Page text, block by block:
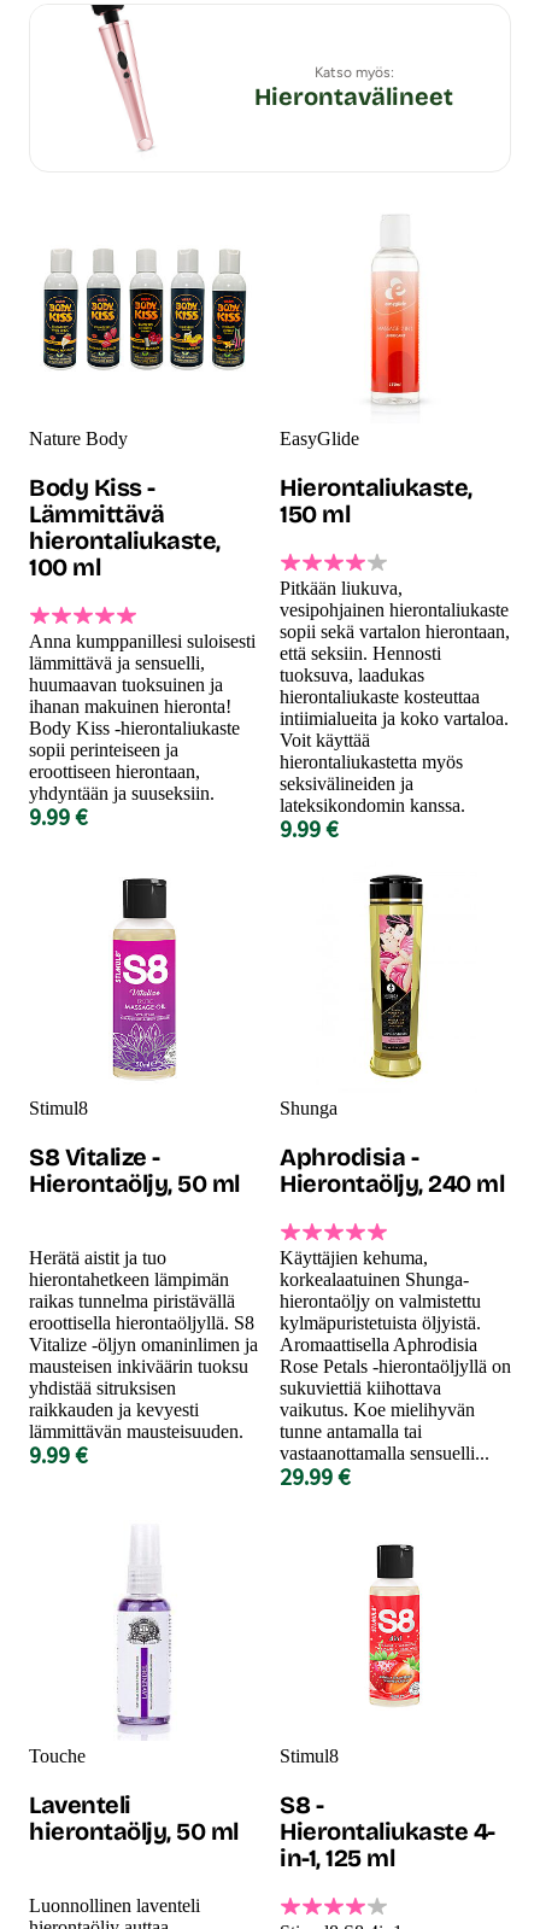
Katso myös:
Hierontavälineet
Nature Body
Body Kiss -
Lämmittävä
hierontaliukaste,
100 ml
Anna kumppanillesi suloisesti
lämmittävä ja sensuelli,
huumaavan tuoksuinen ja
ihanan makuinen hieronta!
Body Kiss -hierontaliukaste
sopii perinteiseen ja
eroottiseen hierontaan,
yhdyntään ja suuseksiin.
9.99 €
EasyGlide
Hierontaliukaste,
150 ml
Pitkään liukuva,
vesipohjainen hierontaliukaste
sopii sekä vartalon hierontaan,
että seksiin. Hennosti
tuoksuva, laadukas
hierontaliukaste kosteuttaa
intiimialueita ja koko vartaloa.
Voit käyttää
hierontaliukastetta myös
seksivälineiden ja
lateksikondomin kanssa.
9.99 €
Stimul8
S8 Vitalize -
Hierontaöljy, 50 ml
Herätä aistit ja tuo
hierontahetkeen lämpimän
raikas tunnelma piristävällä
eroottisella hierontaöljyllä. S8
Vitalize -öljyn omaninlimen ja
mausteisen inkiväärin tuoksu
yhdistää sitruksisen
raikkauden ja kevyesti
lämmittävän mausteisuuden.
9.99 €
Shunga
Aphrodisia -
Hierontaöljy, 240 ml
Käyttäjien kehuma,
korkealaatuinen Shunga-
hierontaöljy on valmistettu
kylmäpuristetuista öljyistä.
Aromaattisella Aphrodisia
Rose Petals -hierontaöljyllä on
sukuviettiä kiihottava
vaikutus. Koe mielihyvän
tunne antamalla tai
vastaanottamalla sensuelli...
29.99 €
Touche
Laventeli
hierontaöljy, 50 ml
Luonnollinen laventeli
Stimul8
S8 -
Hierontaliukaste 4-
in-1, 125 ml